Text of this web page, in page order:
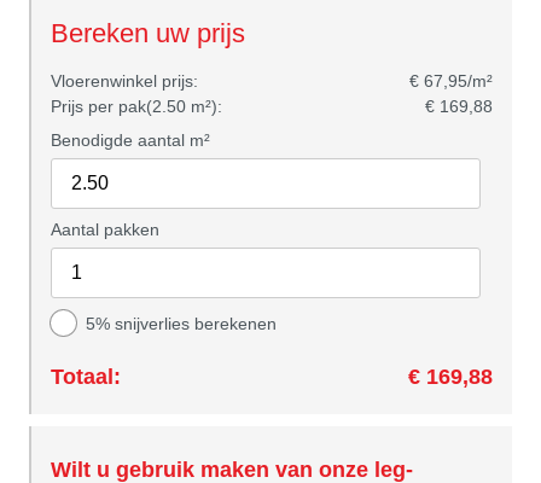
Bereken uw prijs
Vloerenwinkel prijs:
€ 67,95/m²
Prijs per pak(2.50 m²):
€ 169,88
Benodigde aantal m²
Aantal pakken
5% snijverlies berekenen
Totaal: € 169,88
Wilt u gebruik maken van onze leg-